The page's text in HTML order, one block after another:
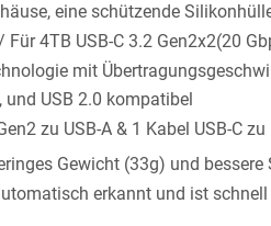
eine schützende
4TB USB-C 3.2 Gen2x2(20
mit
USB 2.0 kompatibel
zu USB-A & 1 Kabel USB-C zu
Gewicht (33g) und
erkannt und ist